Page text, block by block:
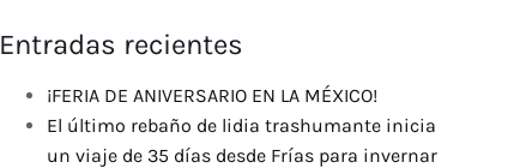
Entradas recientes
¡FERIA DE ANIVERSARIO EN LA MÉXICO!
El último rebaño de lidia trashumante inicia
un viaje de 35 días desde Frías para invernar